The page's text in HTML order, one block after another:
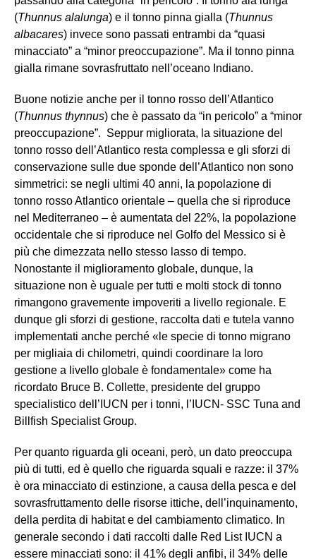
(Thunnus alalunga) e il tonno pinna gialla (Thunnus
albacares) invece sono passati entrambi da “quasi
minacciato” a “minor preoccupazione”. Ma il tonno pinna
gialla rimane sovrasfruttato nell’oceano Indiano.
Buone notizie anche per il tonno rosso dell’Atlantico
(Thunnus thynnus) che è passato da “in pericolo” a “minor
preoccupazione”. Seppur migliorata, la situazione del
tonno rosso dell’Atlantico resta complessa e gli sforzi di
conservazione sulle due sponde dell’Atlantico non sono
simmetrici: se negli ultimi 40 anni, la popolazione di
tonno rosso Atlantico orientale – quella che si riproduce
nel Mediterraneo – è aumentata del 22%, la popolazione
occidentale che si riproduce nel Golfo del Messico si è
più che dimezzata nello stesso lasso di tempo.
Nonostante il miglioramento globale, dunque, la
situazione non è uguale per tutti e molti stock di tonno
rimangono gravemente impoveriti a livello regionale. E
dunque gli sforzi di gestione, raccolta dati e tutela vanno
implementati anche perché «le specie di tonno migrano
per migliaia di chilometri, quindi coordinare la loro
gestione a livello globale è fondamentale» come ha
ricordato Bruce B. Collette, presidente del gruppo
specialistico dell’IUCN per i tonni, l’IUCN- SSC Tuna and
Billfish Specialist Group.
Per quanto riguarda gli oceani, però, un dato preoccupa
più di tutti, ed è quello che riguarda squali e razze: il 37%
è ora minacciato di estinzione, a causa della pesca e del
sovrasfruttamento delle risorse ittiche, dell’inquinamento,
della perdita di habitat e del cambiamento climatico. In
generale secondo i dati raccolti dalle Red List IUCN a
essere minacciati sono: il 41% degli anfibi, il 34% delle